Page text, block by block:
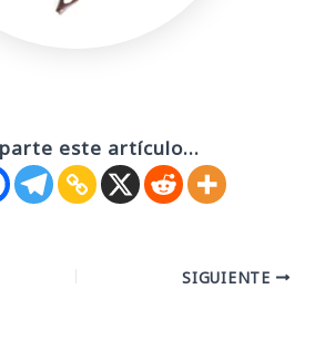
este artículo...
SIGUIENTE